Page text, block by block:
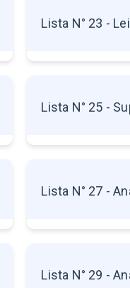
Lista N° 23 -
Lista N° 25 -
Lista N° 27 -
Lista N° 29 -